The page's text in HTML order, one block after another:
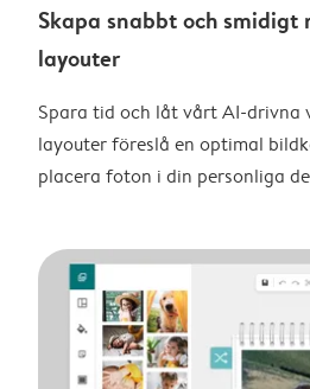
Skapa snabbt och smidigt
layouter
Spara tid och låt vårt AI-drivna
layouter föreslå en optimal
placera foton i din personliga